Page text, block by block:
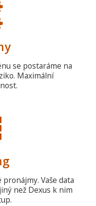
se postaráme na
Maximální
Vaše data
než Dexus k nim